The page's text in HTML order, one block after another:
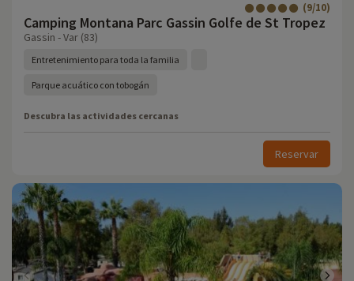
Camping Montana Parc Gassin Golfe de St Tropez
(9/10)
Gassin - Var (83)
Entretenimiento para toda la familia
Parque acuático con tobogán
Descubra las actividades cercanas
Reservar